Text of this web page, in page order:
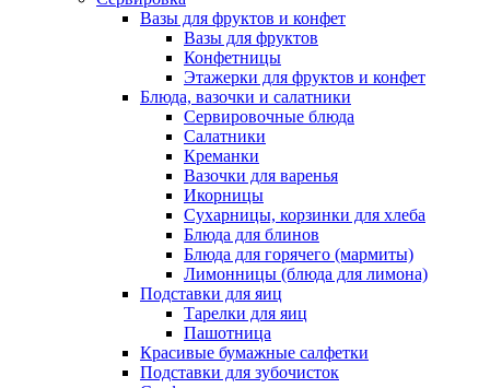
Вазы для фруктов и конфет
Вазы для фруктов
Конфетницы
Этажерки для фруктов и конфет
Блюда, вазочки и салатники
Сервировочные блюда
Салатники
Креманки
Вазочки для варенья
Икорницы
Сухарницы, корзинки для хлеба
Блюда для блинов
Блюда для горячего (мармиты)
Лимонницы (блюда для лимона)
Подставки для яиц
Тарелки для яиц
Пашотница
Красивые бумажные салфетки
Подставки для зубочисток